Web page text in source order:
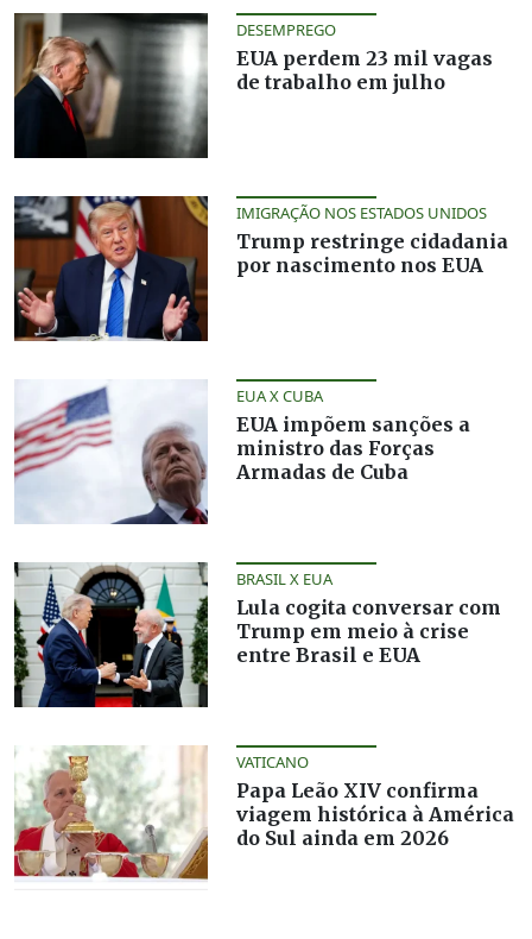
DESEMPREGO
EUA perdem 23 mil vagas
de trabalho em julho
IMIGRAÇÃO NOS ESTADOS UNIDOS
Trump restringe cidadania
por nascimento nos EUA
EUA X CUBA
EUA impõem sanções a
ministro das Forças
Armadas de Cuba
BRASIL X EUA
Lula cogita conversar com
Trump em meio à crise
entre Brasil e EUA
VATICANO
Papa Leão XIV confirma
viagem histórica à América
do Sul ainda em 2026